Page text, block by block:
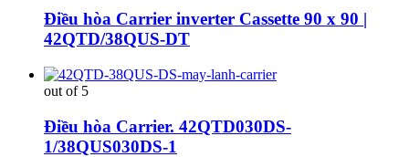
Điều hòa Carrier inverter Cassette 90 x 90 |
42QTD/38QUS-DT
out of 5
Điều hòa Carrier. 42QTD030DS-
1/38QUS030DS-1